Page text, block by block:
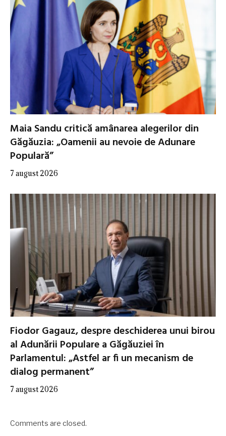
Maia Sandu critică amânarea alegerilor din
Găgăuzia: „Oamenii au nevoie de Adunare
Populară”
7 august 2026
Fiodor Gagauz, despre deschiderea unui birou
al Adunării Populare a Găgăuziei în
Parlamentul: „Astfel ar fi un mecanism de
dialog permanent”
7 august 2026
Comments are closed.